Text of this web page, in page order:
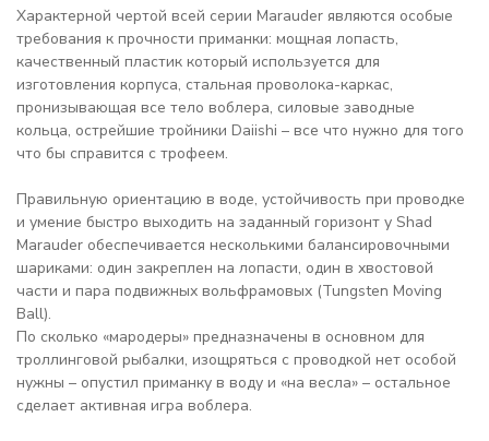
Характерной чертой всей серии Marauder являются особые
требования к прочности приманки: мощная лопасть,
качественный пластик который используется для
изготовления корпуса, стальная проволока-каркас,
пронизывающая все тело воблера, силовые заводные
кольца, острейшие тройники Daiishi – все что нужно для того
что бы справится с трофеем.
Правильную ориентацию в воде, устойчивость при проводке
и умение быстро выходить на заданный горизонт у Shad
Marauder обеспечивается несколькими балансировочными
шариками: один закреплен на лопасти, один в хвостовой
части и пара подвижных вольфрамовых (Tungsten Moving
Ball).
По сколько «мародеры» предназначены в основном для
троллинговой рыбалки, изощряться с проводкой нет особой
нужны – опустил приманку в воду и «на весла» – остальное
сделает активная игра воблера.